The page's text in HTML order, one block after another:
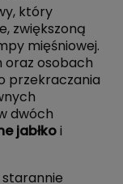
który
zwiększoną
mięśniowej.
oraz osobach
przekraczania
dwóch
jabłkoi
starannie